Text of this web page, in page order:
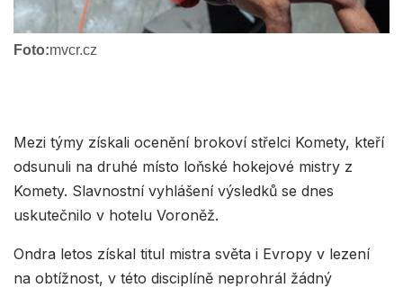
Foto:mvcr.cz
Mezi týmy získali ocenění brokoví střelci Komety, kteří
odsunuli na druhé místo loňské hokejové mistry z
Komety. Slavnostní vyhlášení výsledků se dnes
uskutečnilo v hotelu Voroněž.
Ondra letos získal titul mistra světa i Evropy v lezení
na obtížnost, v této disciplíně neprohrál žádný